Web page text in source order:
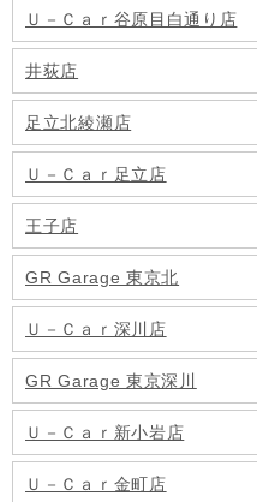
Ｕ－Ｃａｒ谷原目白通り店
井荻店
足立北綾瀬店
Ｕ－Ｃａｒ足立店
王子店
GR Garage 東京北
Ｕ－Ｃａｒ深川店
GR Garage 東京深川
Ｕ－Ｃａｒ新小岩店
Ｕ－Ｃａｒ金町店